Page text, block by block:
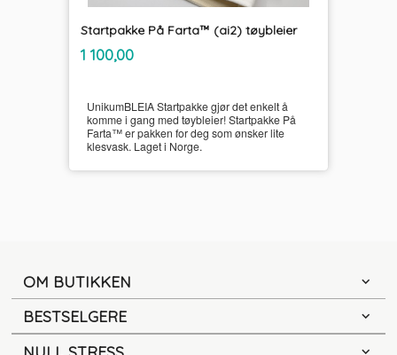
Startpakke På Farta™ (ai2) tøybleier
Pris
1 100,00mva.
UnikumBLEIA Startpakke gjør det enkelt å
komme i gang med tøybleier! Startpakke På
Farta™ er pakken for deg som ønsker lite
klesvask. Laget i Norge.
OM BUTIKKEN
BESTSELGERE